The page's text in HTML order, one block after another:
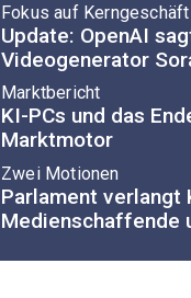
Fokus auf Kerngeschäft
Update: OpenAI
Videogenerator
Marktbericht
KI-PCs und das
Marktmotor
Zwei Motionen
Parlament verlangt
Medienschaffende